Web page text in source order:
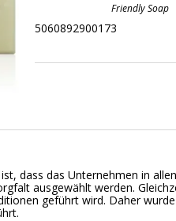
Friendly Soap
5060892900173
dass das Unternehmen in
ausgewählt werden.
geführt wird. Daher